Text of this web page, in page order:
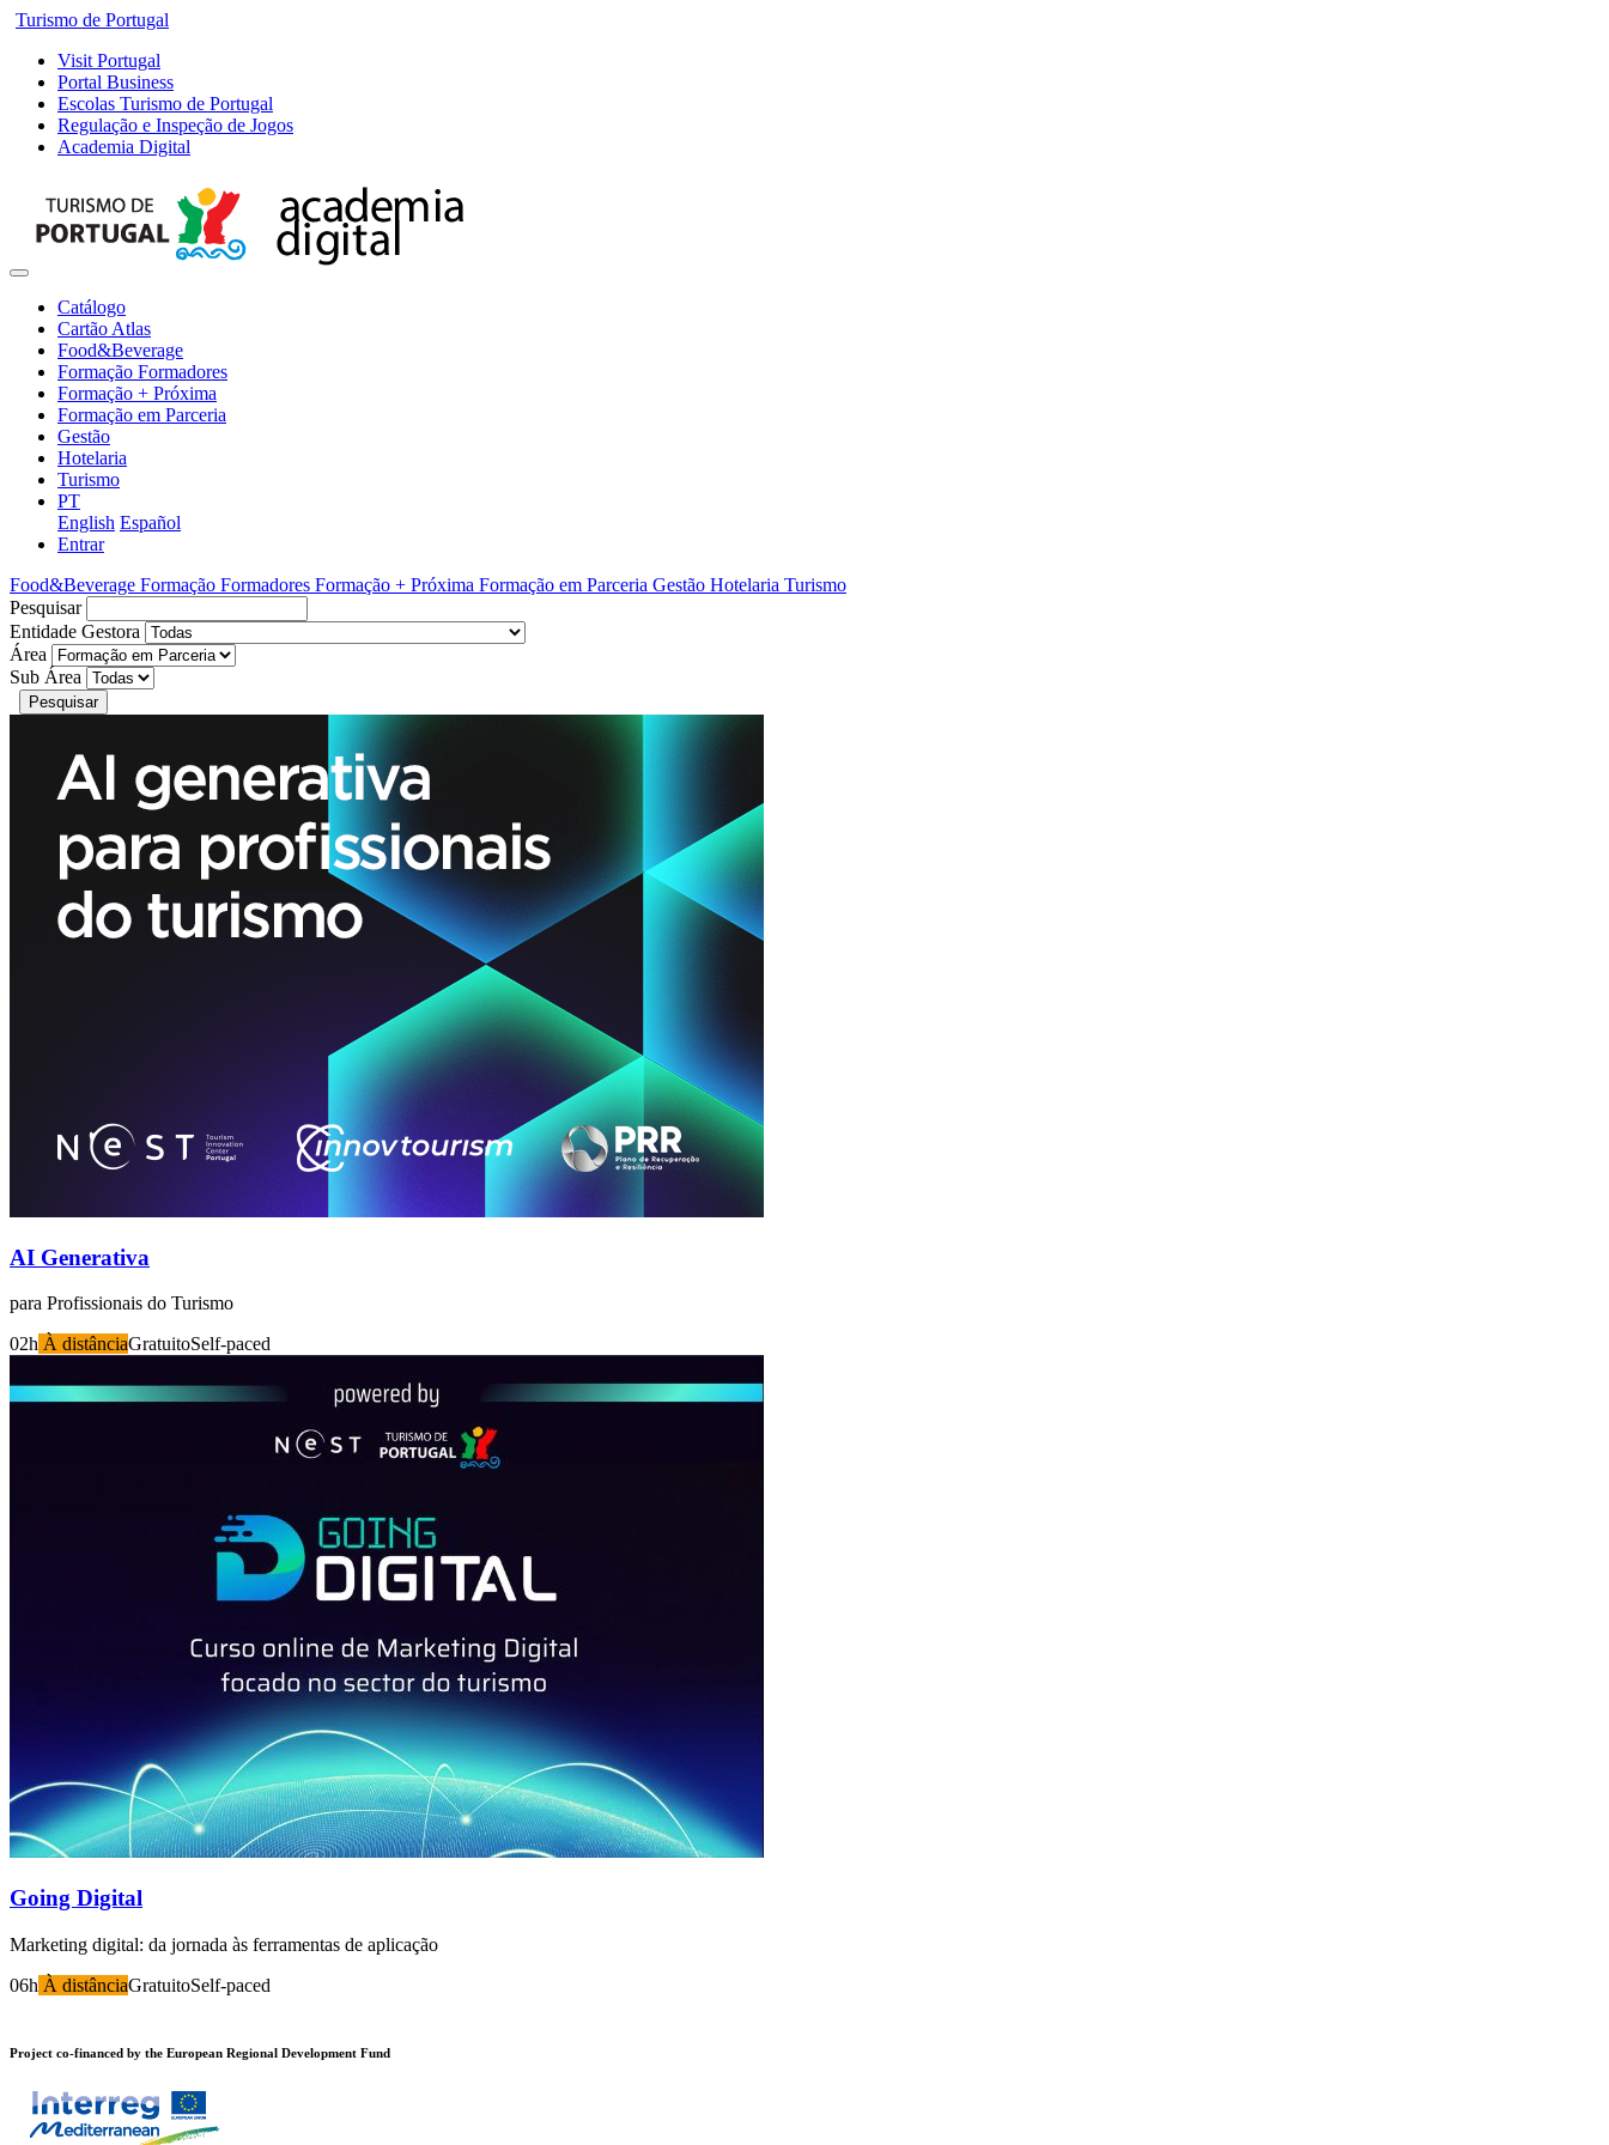
Turismo de Portugal
Visit Portugal
Portal Business
Escolas Turismo de Portugal
Regulação e Inspeção de Jogos
Academia Digital
Catálogo
Cartão Atlas
Food&Beverage
Formação Formadores
Formação + Próxima
Formação em Parceria
Gestão
Hotelaria
Turismo
PT
English Español
Entrar
Food&Beverage Formação Formadores Formação + Próxima Formação em Parceria Gestão Hotelaria Turismo
Pesquisar
Entidade Gestora
Área
Sub Área
Pesquisar
AI Generativa
para Profissionais do Turismo
02h À distânciaGratuitoSelf-paced
Going Digital
Marketing digital: da jornada às ferramentas de aplicação
06h À distânciaGratuitoSelf-paced
Project co-financed by the European Regional Development Fund